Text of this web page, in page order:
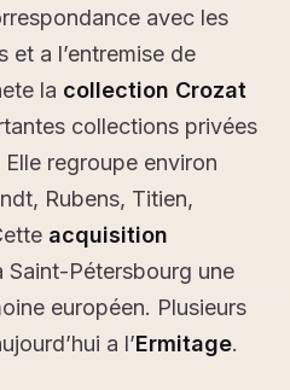
avec les
et a l’entremise de
la collection Crozat
collections privées
regroupe environ
Rubens, Titien,
acquisition
Saint-Pétersbourg une
européen. Plusieurs
a l’Ermitage.